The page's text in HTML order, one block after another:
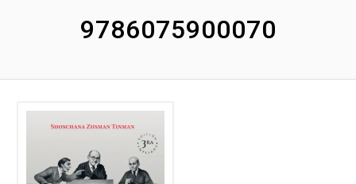
9786075900070